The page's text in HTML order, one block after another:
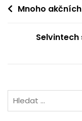
Navigace
příspěvek
Mnoho
Vyhledávání